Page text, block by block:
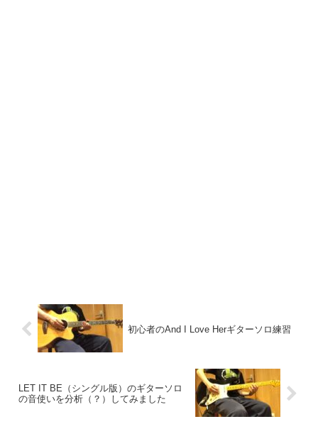
初心者のAnd I Love Herギターソロ練習
LET IT BE（シングル版）のギターソロ
の音使いを分析（？）してみました